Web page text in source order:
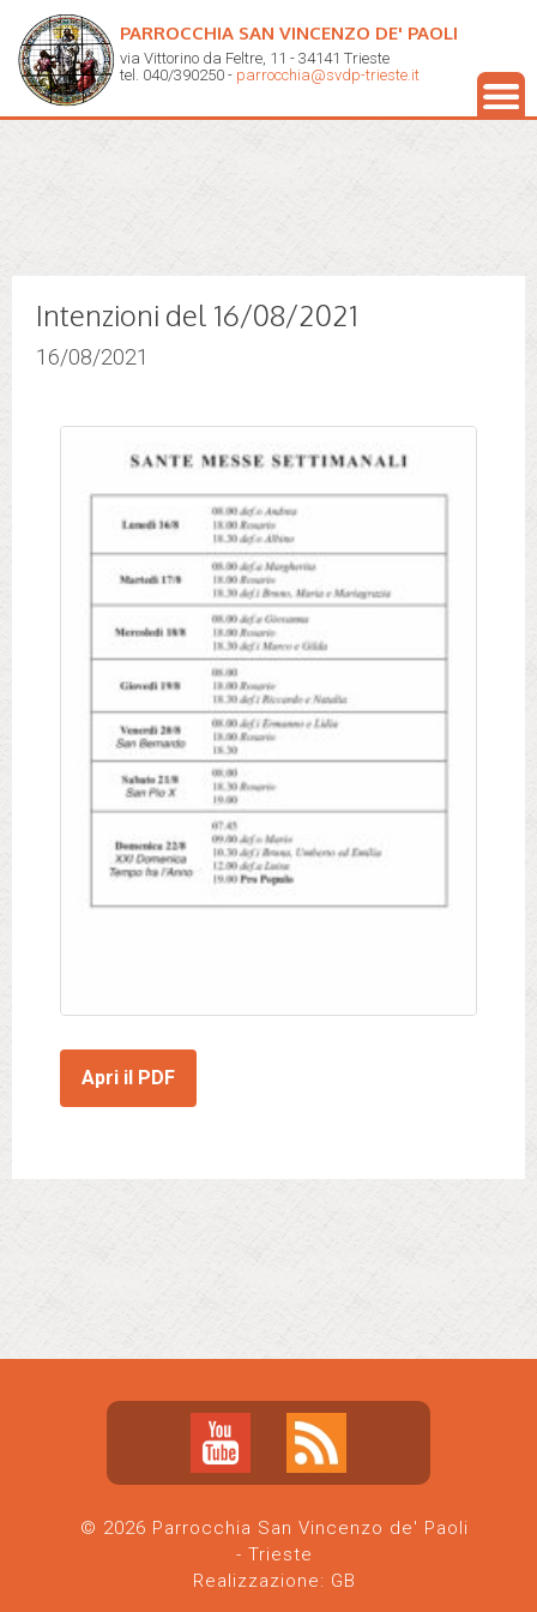
PARROCCHIA SAN VINCENZO DE' PAOLI
via Vittorino da Feltre, 11 - 34141 Trieste
tel. 040/390250 - parrocchia@svdp-trieste.it
Intenzioni del 16/08/2021
16/08/2021
Apri il PDF
© 2026 Parrocchia San Vincenzo de' Paoli
- Trieste
Realizzazione: GB